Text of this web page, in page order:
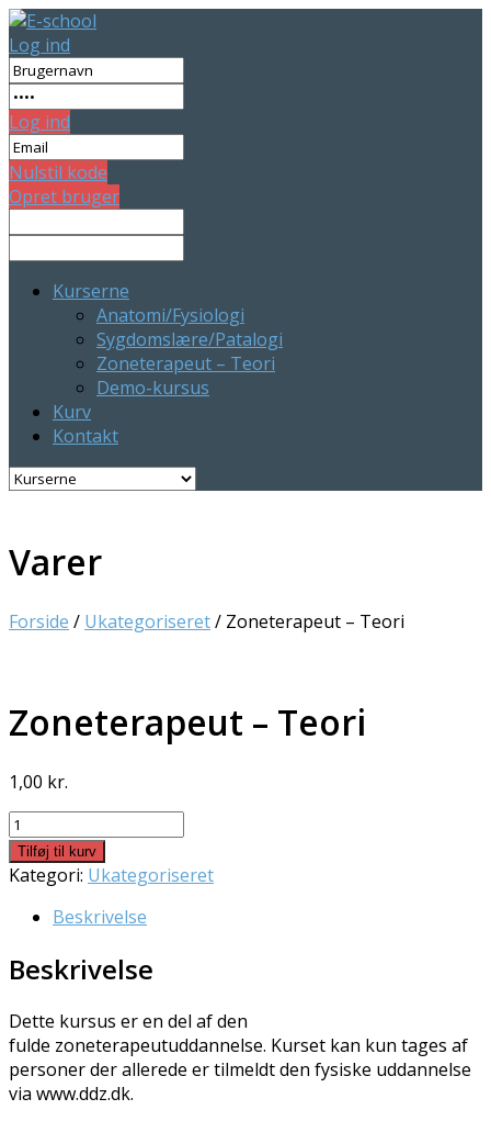
Log ind
Log ind
Nulstil kode
Opret bruger
Kurserne
Anatomi/Fysiologi
Sygdomslære/Patalogi
Zoneterapeut – Teori
Demo-kursus
Kurv
Kontakt
Varer
Forside / Ukategoriseret/ Zoneterapeut – Teori
Zoneterapeut – Teori
1,00 kr.
Zoneterapeut
-
Teori
Tilføj til kurv
Kategori: Ukategoriseret
Beskrivelse
Beskrivelse
Dette kursus er en del af den
fulde zoneterapeutuddannelse. Kurset kan kun tages af
personer der allerede er tilmeldt den fysiske uddannelse
via www.ddz.dk.